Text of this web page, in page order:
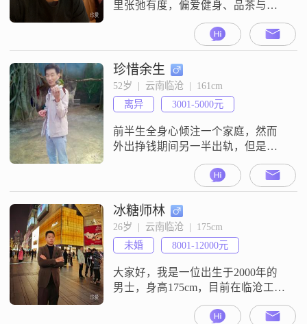
里张弛有度，偏爱健身、品茶与独
处对待感情，信奉真诚与陪伴期待
遇见一位三观契合、情绪稳定的
她，双向奔赴，彼此支撑，共度安
稳余生
珍惜余生
52岁  |  云南临沧  |  161cm
离异
3001-5000元
前半生全身心倾注一个家庭，然而
外出挣钱期间另一半出轨，但是为
了孩子，不惜放弃一切，人生仿佛
从0开始，现在债务为0，60岁后有
退休金，城里有一套养老的房子，
不想住长年出租，想找一个三观基
本对的上的38~48岁的余生伴侣，不
求大富大贵，只求余生相惜，渴望
与有缘人牵手?余生
冰糖师林
26岁  |  云南临沧  |  175cm
未婚
8001-12000元
大家好，我是一位出生于2000年的
男士，身高175cm，目前在临沧工
作，月收入在8001到12000元之间
##3002##我拥有大专学历，平时喜